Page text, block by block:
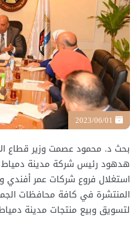
بحث د. محمود عصمت وزير قطاع
هدهود رئيس شركة مدينة دمياط
استغلال فروع شركات عمر أفندي
المنتشرة في كافة محافظات
لتسويق وبيع منتجات مدينة